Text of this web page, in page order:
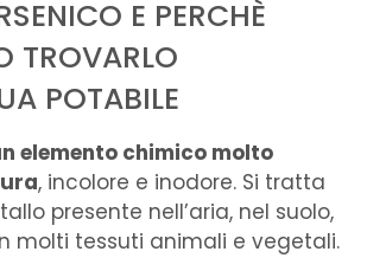
E PERCHÈ
TROVARLO
POTABILE
elemento chimico molto
, incolore e inodore. Si tratta
presente nell’aria, nel suolo,
molti tessuti animali e vegetali.